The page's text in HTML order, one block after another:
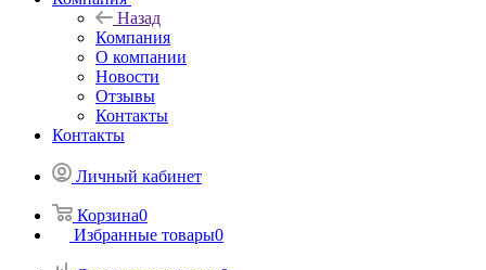
Назад
Компания
О компании
Новости
Отзывы
Контакты
Контакты
Личный кабинет
Корзина0
Избранные товары0